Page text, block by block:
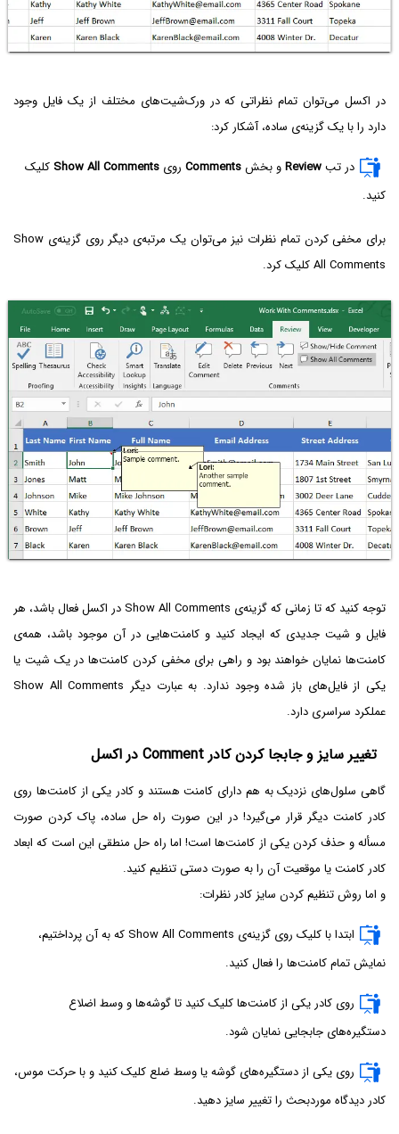
در اکسل می‌توان تمام نظراتی که در ورک‌شیت‌های مختلف از یک فایل وجود
دارد را با یک گزینه‌ی ساده، آشکار کرد:
در تبReviewو بخشComments روی Show All Comments کلیک
کنید.
برای مخفی کردن تمام نظرات نیز می‌توان یک مرتبه‌ی دیگر روی گزینه‌ی Show
All Comments کلیک کرد.
توجه کنید که تا زمانی که گزینه‌ی Show All Comments در اکسل فعال باشد، هر
فایل و شیت جدیدی که ایجاد کنید و کامنت‌هایی در آن موجود باشد، همه‌ی
کامنت‌ها نمایان خواهند بود و راهی برای مخفی کردن کامنت‌ها در یک شیت یا
یکی از فایل‌های باز شده وجود ندارد. به عبارت دیگر Show All Comments
عملکرد سراسری دارد.
تغییر سایز و جابجا کردن کادر Comment در اکسل
گاهی سلول‌های نزدیک به هم دارای کامنت هستند و کادر یکی از کامنت‌ها روی
کادر کامنت دیگر قرار می‌گیرد! در این صورت راه حل ساده، پاک کردن صورت
مسأله و حذف کردن یکی از کامنت‌ها است! اما راه حل منطقی این است که ابعاد
کادر کامنت یا موقعیت آن را به صورت دستی تنظیم کنید.
و اما روش تنظیم کردن سایز کادر نظرات:
ابتدا با کلیک روی گزینه‌ی Show All Comments که به آن پرداختیم،
نمایش تمام کامنت‌ها را فعال کنید.
روی کادر یکی از کامنت‌ها کلیک کنید تا گوشه‌ها و وسط اضلاع
دستگیره‌های جابجایی نمایان شود.
روی یکی از دستگیره‌های گوشه یا وسط ضلع کلیک کنید و با حرکت موس،
کادر دیدگاه موردبحث را تغییر سایز دهید.